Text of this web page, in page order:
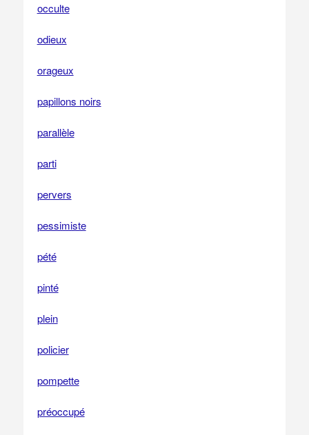
occulte
odieux
orageux
papillons noirs
parallèle
parti
pervers
pessimiste
pété
pinté
plein
policier
pompette
préoccupé